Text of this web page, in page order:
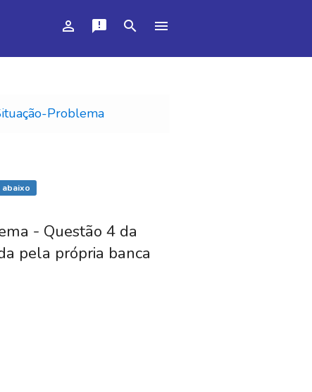
person_outline announcement search menu
Problema
abaixo
- Questão 4 da
pela própria banca